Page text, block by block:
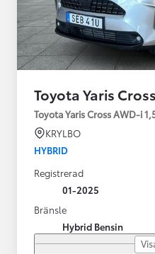
Toyota Yaris Cross
Toyota Yaris Cross AWD-i
KRYLBO
HYBRID
Registrerad
01-2025
Bränsle
Hybrid Bensin